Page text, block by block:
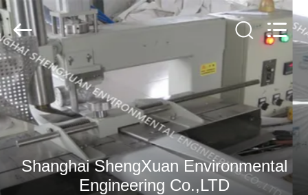
MAISON
PRODUITS
AU
SUJET
Engineering
Co.,LTD.
All
Rights
Reserved.
Developed
by
ECER
Shanghai ShengXuan Environmental
Engineering Co.,LTD